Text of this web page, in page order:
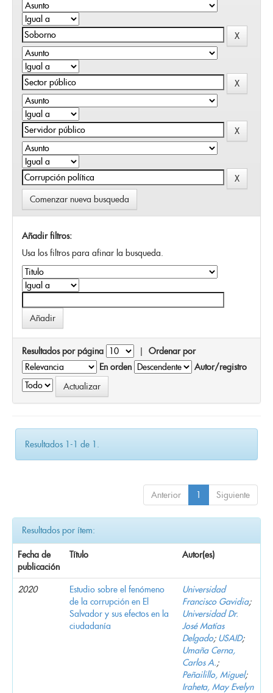
Comenzar nueva busqueda
Añadir filtros:
Usa los filtros para afinar la busqueda.
Resultados por página | Ordenar por
En orden
Autor/registro
Resultados 1-1 de 1.
Anterior 1 Siguiente
Resultados por ítem:
Fecha de
publicación
Título Autor(es)
2020
Estudio sobre el fenómeno
de la corrupción en El
Salvador y sus efectos en la
ciudadanía
Universidad
Francisco Gavidia;
Universidad Dr.
José Matías
Delgado; USAID;
Umaña Cerna,
Carlos A.;
Peñailillo, Miguel;
Iraheta, May Evelyn